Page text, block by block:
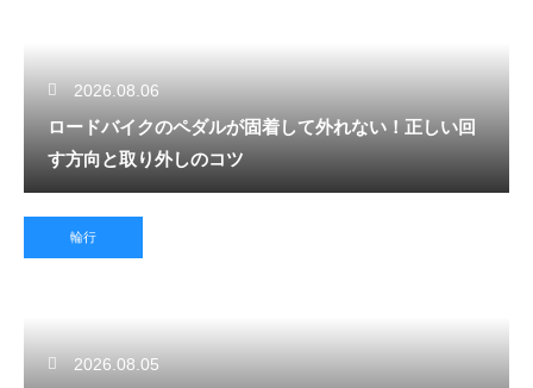
2026.08.06
ロードバイクのペダルが固着して外れない！正しい回
す方向と取り外しのコツ
輪行
2026.08.05